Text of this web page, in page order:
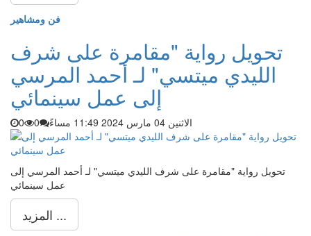
فن ومشاهير
تحويل رواية "مقامرة على شرف
الليدي ميتسي" لـ أحمد المرسي
إلى عمل سينمائي
الاثنين 04 مارس 2024 11:49 مساءً 0
0
تحويل رواية "مقامرة على شرف الليدي ميتسي" لـ أحمد المرسي إلى
عمل سينمائي
المزيد ...